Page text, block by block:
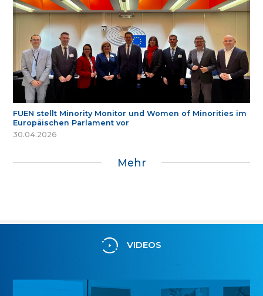
FUEN stellt Minority Monitor und Women of Minorities im
Europäischen Parlament vor
30.04.2026
Mehr
VIDEOS